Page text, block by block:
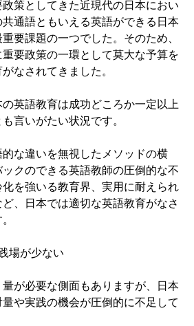
策としてきた近現代の日本におい
通語ともいえる英語ができる日本
要課題の一つでした。そのため、
要政策の一環として莫大な予算を
なされてきました。
英語教育は成功どころか一定以上
言いがたい状況です。
な違いを無視したメソッドの横
クのできる英語教師の圧倒的な不
を強いる教育界、実用に耐えられ
、日本では適切な英語教育がなさ
場が少ない
が必要な側面もありますが、日本
や実践の機会が圧倒的に不足して